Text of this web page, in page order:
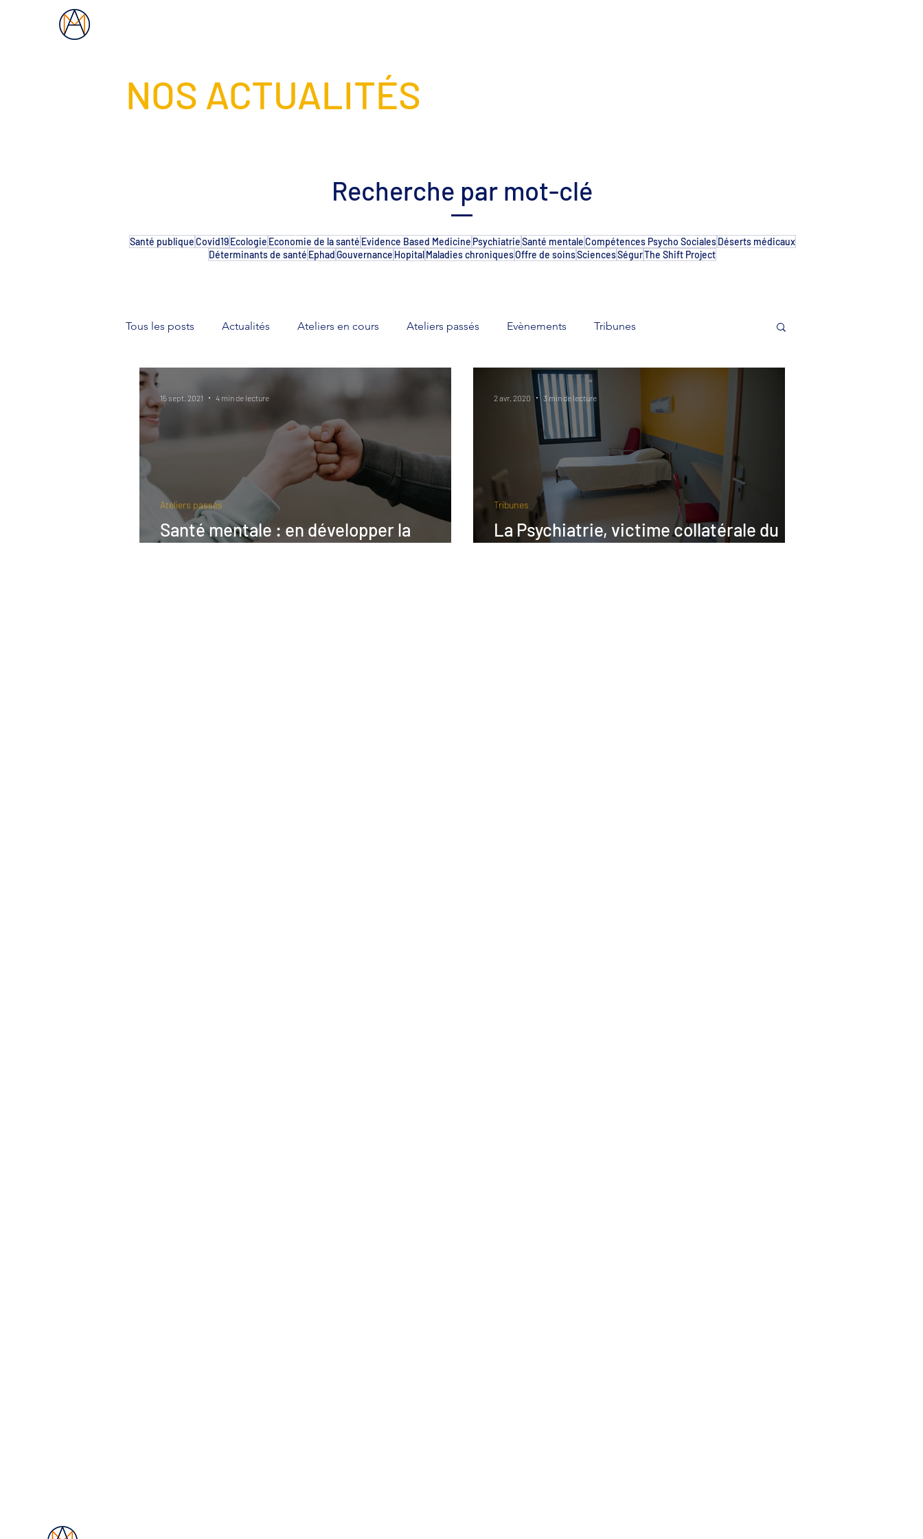
NOS ACTUALITÉS
Recherche par mot-clé
Santé publiqueCovid19 Ecologie Economie de la santé Evidence Based Medicine PsychiatrieSanté mentaleCompétences Psycho Sociales Déserts médicaux
Déterminants de santé EphadGouvernance HopitalMaladies chroniquesOffre de soinsSciencesSégurThe Shift Project
Tous les posts Actualités Ateliers en cours Ateliers passés Evènements Tribunes
Santé mentale : en développer la
Ateliers passés
15 sept. 2021 4 min de lecture
La Psychiatrie, victime collatérale du
Tribunes
2 avr. 2020 3 min de lecture